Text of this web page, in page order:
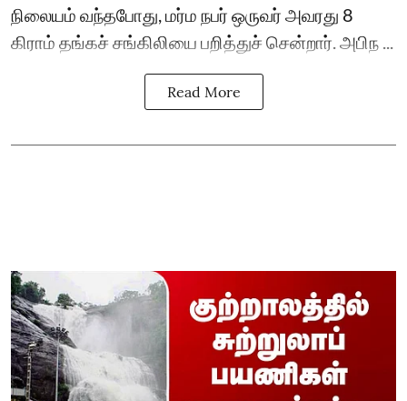
நிலையம் வந்தபோது, மர்ம நபர் ஒருவர் அவரது 8
கிராம் தங்கச் சங்கிலியை பறித்துச் சென்றார். அபிந ...
Read More